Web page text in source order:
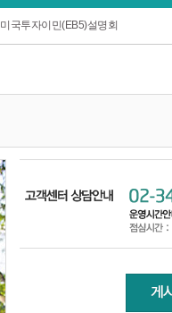
미국투자이민(EB5)설명회